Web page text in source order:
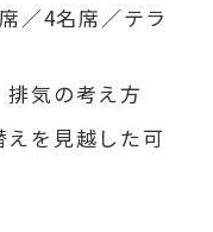
／4名席／テラ
気の考え方
を見越した可